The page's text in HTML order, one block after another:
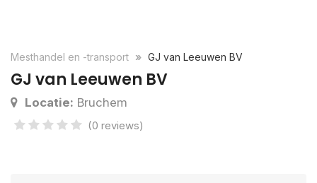
Mesthandel en -transport GJ van Leeuwen BV
GJ van Leeuwen BV
Locatie: Bruchem
(0 reviews)